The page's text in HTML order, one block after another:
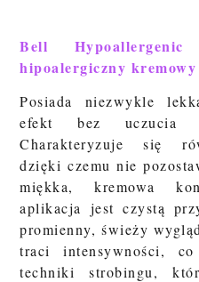
Bell
hipoalergiczny
Posiada niezwykle
efekt bez uczucia
Charakteryzuje się
dzięki czemu nie
miękka, kremowa
aplikacja jest czystą
promienny, świeży
traci intensywności,
techniki strobingu,